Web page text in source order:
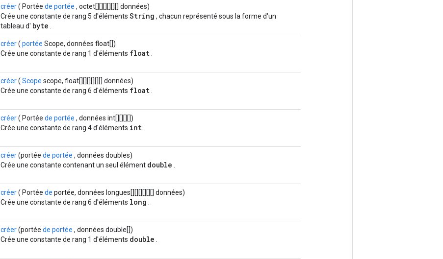
créer( Portée de portée , octet[][][][][][] données)
Crée une constante de rang 5 d'éléments String , chacun représenté sous la forme d'un
tableau d' byte
créer( portée Scope, données float[])
Crée une constante de rang 1 d'éléments float
créer( Scope scope, float[][][][][][] données)
Crée une constante de rang 6 d'éléments float
créer( Portée de portée , données int[][][][])
Crée une constante de rang 4 d'éléments int
créer(portée de portée , données doubles)
Crée une constante contenant un seul élément double
créer( Portée de portée, données longues[][][][][][] données)
Crée une constante de rang 6 d'éléments long
créer(portée de portée , données double[])
Crée une constante de rang 1 d'éléments double